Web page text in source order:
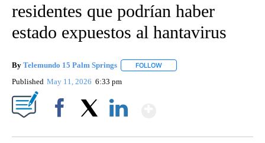
residentes que podrían haber
estado expuestos al hantavirus
By Telemundo 15 Palm Springs FOLLOW
Published May 11, 2026 6:33 pm